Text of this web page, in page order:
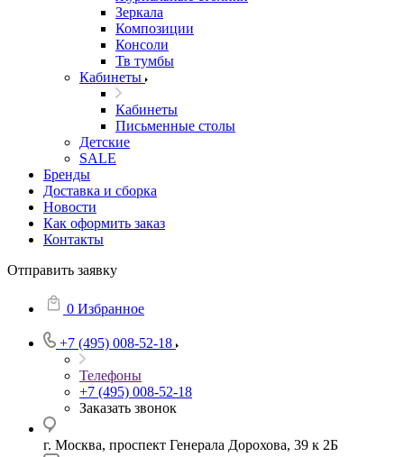
Зеркала
Композиции
Консоли
Тв тумбы
Кабинеты
Кабинеты
Письменные столы
Детские
SALE
Бренды
Доставка и сборка
Новости
Как оформить заказ
Контакты
Отправить заявку
0 Избранное
+7 (495) 008-52-18
Телефоны
+7 (495) 008-52-18
Заказать звонок
г. Москва, проспект Генерала Дорохова, 39 к 2Б